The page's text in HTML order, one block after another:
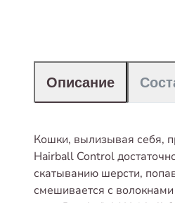
Описание
Кошки, вылизывая себя,
Hairball Control
скатыванию шерсти,
смешивается с